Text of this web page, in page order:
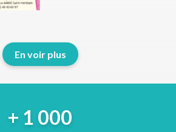
En voir plus
+ 1 000